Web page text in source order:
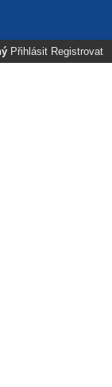
Přihlásit Registrovat